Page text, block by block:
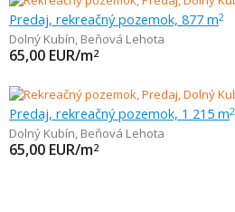
Predaj, rekreačný pozemok, 877 m2
Dolný Kubín, Beňová Lehota
65,00 EUR/m2
Predaj, rekreačný pozemok, 1 215 m2
Dolný Kubín, Beňová Lehota
65,00 EUR/m2